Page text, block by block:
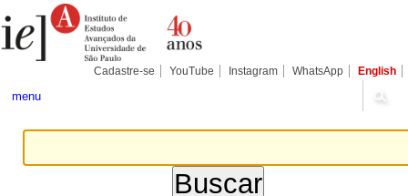
para
conteúdo.
Pessoais
Cadastre-se YouTube Instagram WhatsApp English
menu